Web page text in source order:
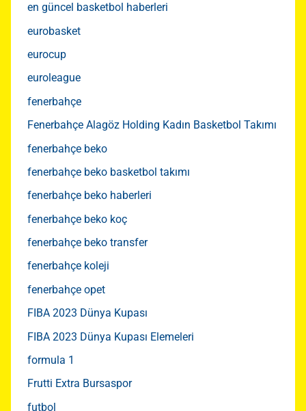
en güncel basketbol haberleri
eurobasket
eurocup
euroleague
fenerbahçe
Fenerbahçe Alagöz Holding Kadın Basketbol Takımı
fenerbahçe beko
fenerbahçe beko basketbol takımı
fenerbahçe beko haberleri
fenerbahçe beko koç
fenerbahçe beko transfer
fenerbahçe koleji
fenerbahçe opet
FIBA 2023 Dünya Kupası
FIBA 2023 Dünya Kupası Elemeleri
formula 1
Frutti Extra Bursaspor
futbol